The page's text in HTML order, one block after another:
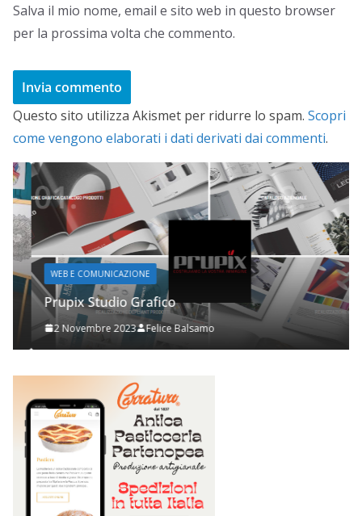
Salva il mio nome, email e sito web in questo browser
per la prossima volta che commento.
Questo sito utilizza Akismet per ridurre lo spam. Scopri
come vengono elaborati i dati derivati dai commenti.
WEB E COMUNICAZIONE
Prupix Studio Grafico
2 Novembre 2023 Felice Balsamo